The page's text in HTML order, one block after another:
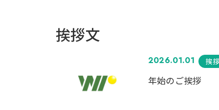
挨拶文
2026.01.01 挨
年始のご挨拶